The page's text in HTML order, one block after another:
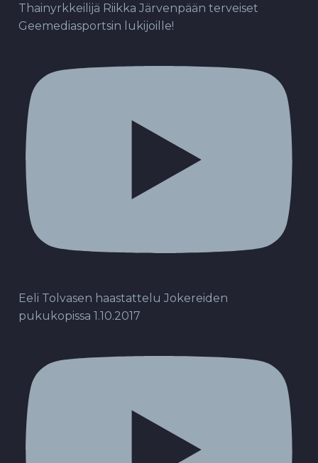
Thainyrkkeilijä Riikka Järvenpään terveiset
Geemediasportsin lukijoille!
Eeli Tolvasen haastattelu Jokereiden
pukukopissa 1.10.2017